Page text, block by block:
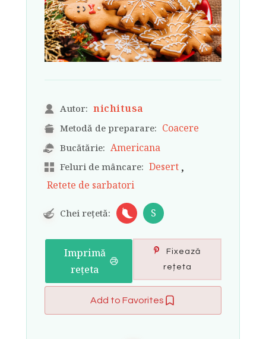
Autor: nichitusa
Metodă de preparare: Coacere
Bucătărie: Americana
Feluri de mâncare: Desert ,
Retete de sarbatori
Chei rețetă: S
Imprimă
rețeta
Fixează
rețeta
Add to Favorites